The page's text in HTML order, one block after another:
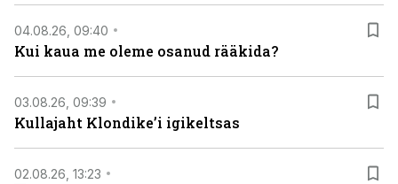
04.08.26, 09:40
Kui kaua me oleme osanud rääkida?
03.08.26, 09:39
Kullajaht Klondike’i igikeltsas
02.08.26, 13:23